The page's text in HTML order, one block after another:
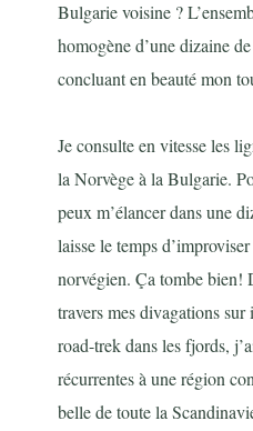
Bulgarie voisine ?
homogène d’une dizaine
concluant en beauté mon
Je consulte en vitesse les
la Norvège à la Bulgarie.
peux m’élancer dans une
laisse le temps
norvégien. Ça tombe bien!
travers mes divagations
road-trek dans les fjords,
récurrentes à une région
belle de toute la